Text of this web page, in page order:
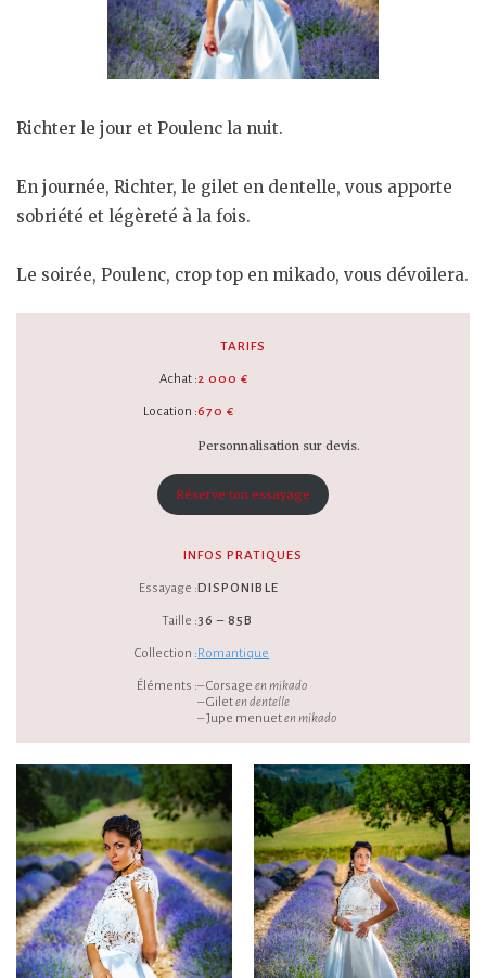
Richter le jour et Poulenc la nuit.
En journée, Richter, le gilet en dentelle, vous apporte
sobriété et légèreté à la fois.
Le soirée, Poulenc, crop top en mikado, vous dévoilera.
TARIFS
Achat :
Location :
2 000 €
670 €
Personnalisation sur devis.
Réserve ton essayage
INFOS PRATIQUES
Essayage :
Taille :
Collection :
Éléments :
DISPONIBLE
36 – 85B
Romantique
– Corsageen mikado
– Gileten dentelle
– Jupe menueten mikado